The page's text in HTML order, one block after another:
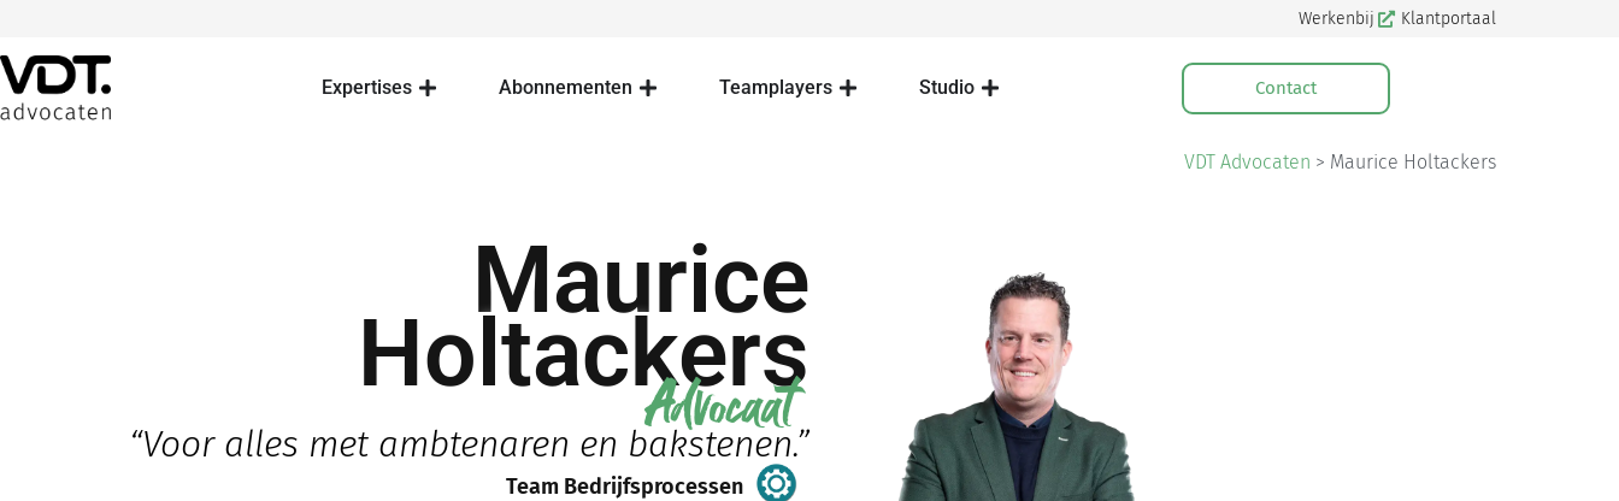
Werkenbij Klantportaal
Expertises Abonnementen Teamplayers Studio Contact
VDT Advocaten > Maurice Holtackers
Maurice
Holtackers
Advocaat
“Voor alles met ambtenaren en bakstenen.”
Team Bedrijfsprocessen